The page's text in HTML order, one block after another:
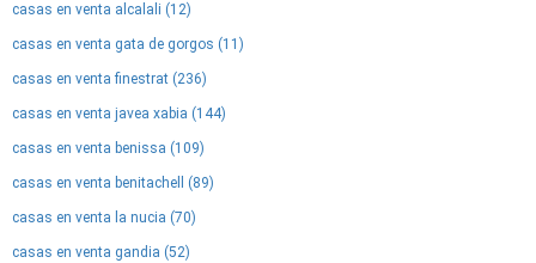
casas en venta alcalali (12)
casas en venta gata de gorgos (11)
casas en venta finestrat (236)
casas en venta javea xabia (144)
casas en venta benissa (109)
casas en venta benitachell (89)
casas en venta la nucia (70)
casas en venta gandia (52)